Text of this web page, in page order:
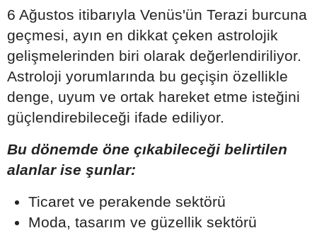
6 Ağustos itibarıyla Venüs'ün Terazi burcuna
geçmesi, ayın en dikkat çeken astrolojik
gelişmelerinden biri olarak değerlendiriliyor.
Astroloji yorumlarında bu geçişin özellikle
denge, uyum ve ortak hareket etme isteğini
güçlendirebileceği ifade ediliyor.
Bu dönemde öne çıkabileceği belirtilen
alanlar ise şunlar:
Ticaret ve perakende sektörü
Moda, tasarım ve güzellik sektörü